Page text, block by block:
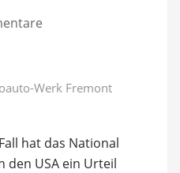
Werk Fremont
hat das National
den USA ein Urteil